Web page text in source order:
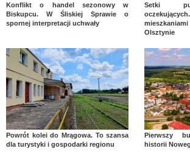
Konflikt o handel sezonowy w
Biskupcu. W Śliskiej Sprawie o
spornej interpretacji uchwały
Setki
Olsztynie
Powrót kolei do Mrągowa. To szansa
dla turystyki i gospodarki regionu
Pierwszy
historii